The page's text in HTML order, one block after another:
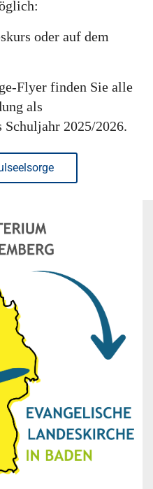
oder auf dem
Flyer finden Sie alle
als
2025/2026.